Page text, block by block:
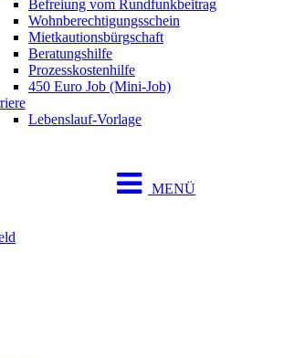
Befreiung vom Rundfunkbeitrag
Wohnberechtigungsschein
Mietkautionsbürgschaft
Beratungshilfe
Prozesskostenhilfe
450 Euro Job (Mini-Job)
Lebenslauf-Vorlage
MENÜ